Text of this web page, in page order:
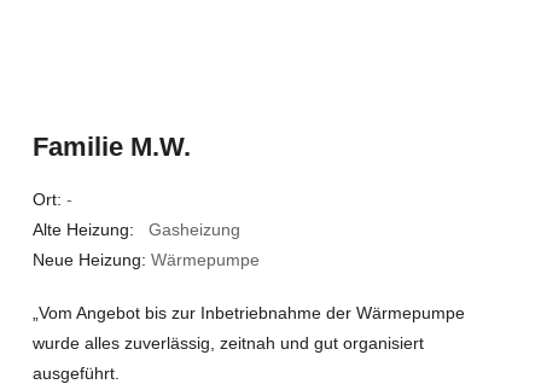
Familie M.W.
Ort: -
Alte Heizung: Gasheizung
Neue Heizung: Wärmepumpe
„Vom Angebot bis zur Inbetriebnahme der Wärmepumpe
wurde alles zuverlässig, zeitnah und gut organisiert
ausgeführt.